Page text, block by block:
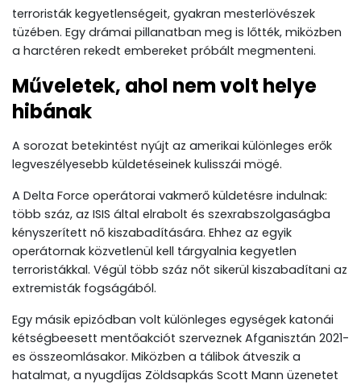
terroristák kegyetlenségeit, gyakran mesterlövészek
tüzében. Egy drámai pillanatban meg is lőtték, miközben
a harctéren rekedt embereket próbált megmenteni.
Műveletek, ahol nem volt helye
hibának
A sorozat betekintést nyújt az amerikai különleges erők
legveszélyesebb küldetéseinek kulisszái mögé.
A Delta Force operátorai vakmerő küldetésre indulnak:
több száz, az ISIS által elrabolt és szexrabszolgaságba
kényszerített nő kiszabadítására. Ehhez az egyik
operátornak közvetlenül kell tárgyalnia kegyetlen
terroristákkal. Végül több száz nőt sikerül kiszabadítani az
extremisták fogságából.
Egy másik epizódban volt különleges egységek katonái
kétségbeesett mentőakciót szerveznek Afganisztán 2021-
es összeomlásakor. Miközben a tálibok átveszik a
hatalmat, a nyugdíjas Zöldsapkás Scott Mann üzenetet